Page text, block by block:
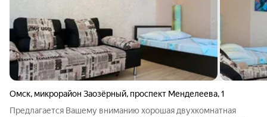
Омск, микрорайон Заозёрный, проспект Менделеева,1
Предлагается Вашему вниманию хорошая двухкомнатная